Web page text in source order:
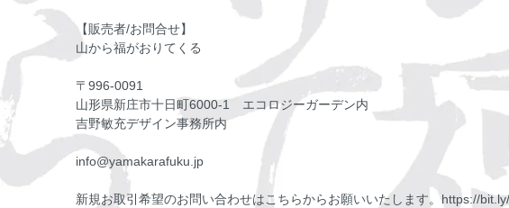
【販売者/お問合せ】
山から福がおりてくる
〒996-0091
山形県新庄市十日町6000-1 エコロジーガーデン内
吉野敏充デザイン事務所内
info@yamakarafuku.jp
新規お取引希望のお問い合わせはこちらからお願いいたします。https://